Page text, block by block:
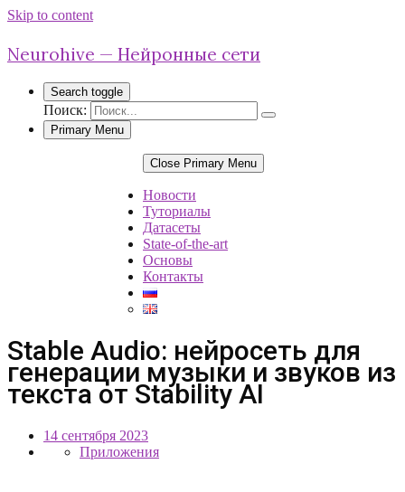
Skip to content
Neurohive — Нейронные сети
Search toggle
Поиск:
Primary Menu
Close Primary Menu
Новости
Туториалы
Датасеты
State-of-the-art
Основы
Контакты
Stable Audio: нейросеть для
генерации музыки и звуков из
текста от Stability AI
14 сентября 2023
Приложения